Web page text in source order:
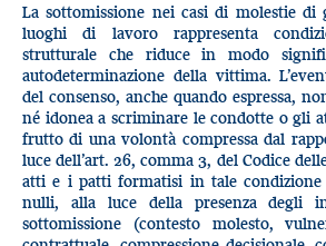
La sottomissione nei casi di molestie di
luoghi di lavoro rappresenta
strutturale che riduce in modo
autodeterminazione della vittima.
del consenso, anche quando espressa,
né idonea a scriminare le condotte o gli
frutto di una volontà compressa dal
luce dell’art. 26, comma 3, del Codice
atti e i patti formatisi in tale condizione
nulli, alla luce della presenza degli
sottomissione (contesto molesto,